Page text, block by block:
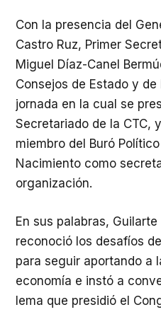
Con la presencia del
Castro Ruz, Primer
Miguel Díaz-Canel
Consejos de Estado y
jornada en la cual se
Secretariado de la CTC,
miembro del Buró
Nacimiento como
organización.
En sus palabras,
reconoció los desafíos
para seguir aportando a
economía e instó a
lema que presidió el